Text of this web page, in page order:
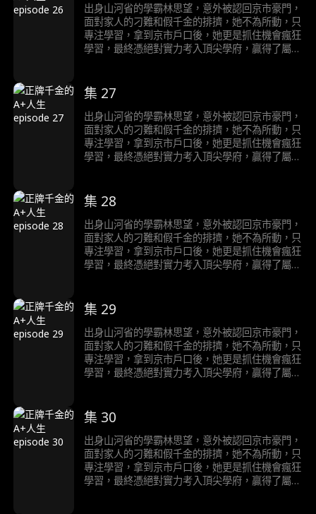
出身山河省的學霸林思望，意外被認回京市豪門，
面對家人的刁難和假千金的排擠，她不為所動，只
專注學習，拿到京市戶口後，她更是抓住機會瘋狂
學習，最終憑絕對實力考入頂尖學府，贏得了屬於
集 27
出身山河省的學霸林思望，意外被認回京市豪門，
面對家人的刁難和假千金的排擠，她不為所動，只
專注學習，拿到京市戶口後，她更是抓住機會瘋狂
學習，最終憑絕對實力考入頂尖學府，贏得了屬於
集 28
出身山河省的學霸林思望，意外被認回京市豪門，
面對家人的刁難和假千金的排擠，她不為所動，只
專注學習，拿到京市戶口後，她更是抓住機會瘋狂
學習，最終憑絕對實力考入頂尖學府，贏得了屬於
集 29
出身山河省的學霸林思望，意外被認回京市豪門，
面對家人的刁難和假千金的排擠，她不為所動，只
專注學習，拿到京市戶口後，她更是抓住機會瘋狂
學習，最終憑絕對實力考入頂尖學府，贏得了屬於
集 30
出身山河省的學霸林思望，意外被認回京市豪門，
面對家人的刁難和假千金的排擠，她不為所動，只
專注學習，拿到京市戶口後，她更是抓住機會瘋狂
學習，最終憑絕對實力考入頂尖學府，贏得了屬於